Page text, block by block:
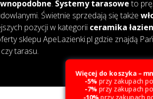
. Systemy tarasoweto
Świetnie sprzedają się także
pozycji w kategorii ceramika
sklepu ApeLazienki.pl gdzie znajdą
tarasu.
Więcej do koszyka –
-5%przy zakupach
-7%przy zakupach